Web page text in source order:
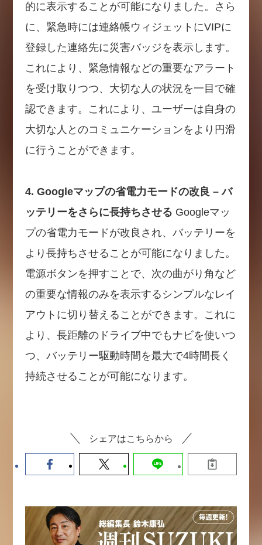
的に表示することが可能になりました。さら
に、緊急時には連絡帳ウィジェットにVIPに
登録した連絡先に災害バッジを表示します。
これにより、緊急情報などの重要なアラート
を受け取りつつ、大切な人の状況を一目で確
認できます。これにより、ユーザーは自身の
大切な人とのコミュニケーションをより円滑
に行うことができます。
4. Googleマップの省電力モードの改良 – バ
ッテリーをさらに長持ちさせる Googleマッ
プの省電力モードが改良され、バッテリーを
より長持ちさせることが可能になりました。
電源ボタンを押すことで、次の曲がり角など
の重要な情報のみを表示するシンプルなレイ
アウトに切り替えることができます。これに
より、長距離のドライブ中でもナビを使いつ
つ、バッテリー駆動時間を最大で4時間長く
持続させることが可能になります。
シェアはこちらから